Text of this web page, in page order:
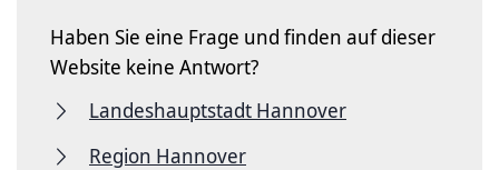
Haben Sie eine Frage und finden auf dieser
Website keine Antwort?
Landeshauptstadt Hannover
Region Hannover